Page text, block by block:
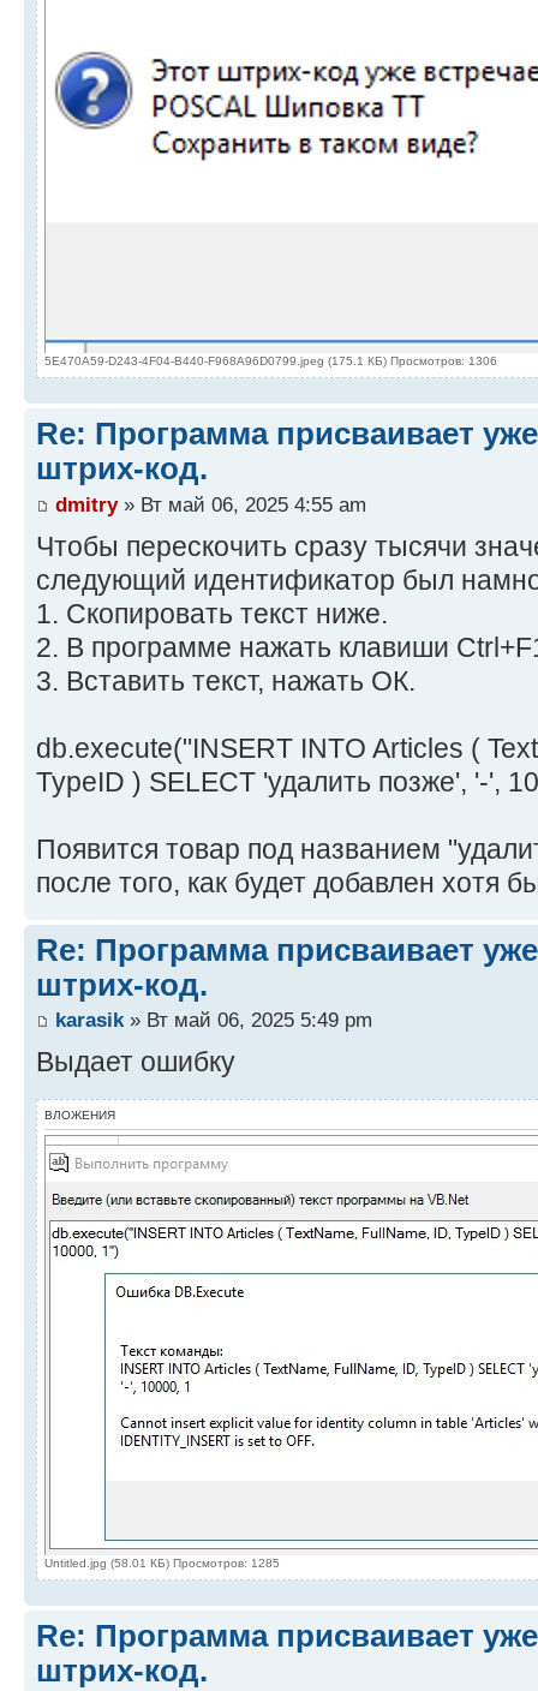
5E470A59-D243-4F04-B440-F968A96D0799.jpeg (175.1 КБ) Просмотров: 1306
Re: Программа присваивает
штрих-код.
dmitry» Вт май 06, 2025 4:55 am
Чтобы перескочить сразу тысячи
следующий идентификатор был
1. Скопировать текст ниже.
2. В программе нажать клавиши
3. Вставить текст, нажать ОК.
db.execute("INSERT INTO Articles (
TypeID ) SELECT 'удалить позже', '-',
Появится товар под названием
после того, как будет добавлен хотя
Re: Программа присваивает
штрих-код.
karasik» Вт май 06, 2025 5:49 pm
Выдает ошибку
ВЛОЖЕНИЯ
Untitled.jpg (58.01 КБ) Просмотров: 1285
Re: Программа присваивает
штрих-код.